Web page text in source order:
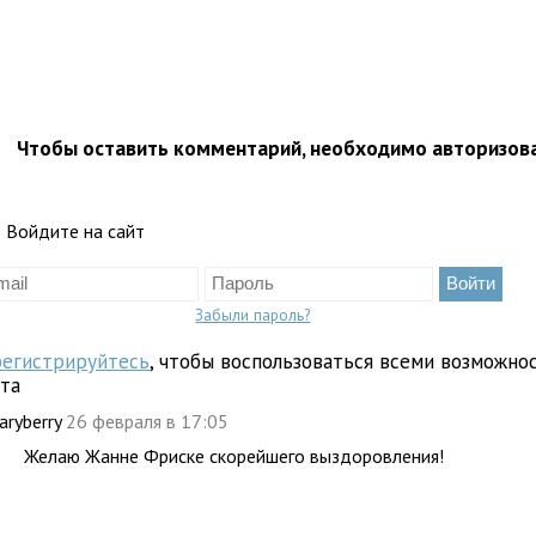
Чтобы оставить комментарий, необходимо
Войдите на сайт
Забыли пароль?
, чтобы воспользоваться всеми
26 февраля в 17:05
Желаю Жанне Фриске скорейшего выздоровления!